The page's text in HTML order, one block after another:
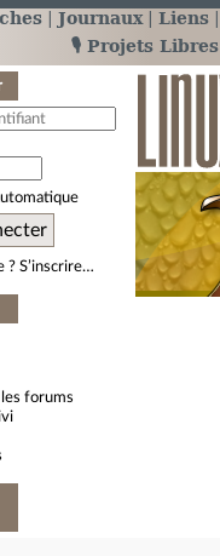
Journaux Liens
🎙️ Projets Libres
? S’inscrire…
forums